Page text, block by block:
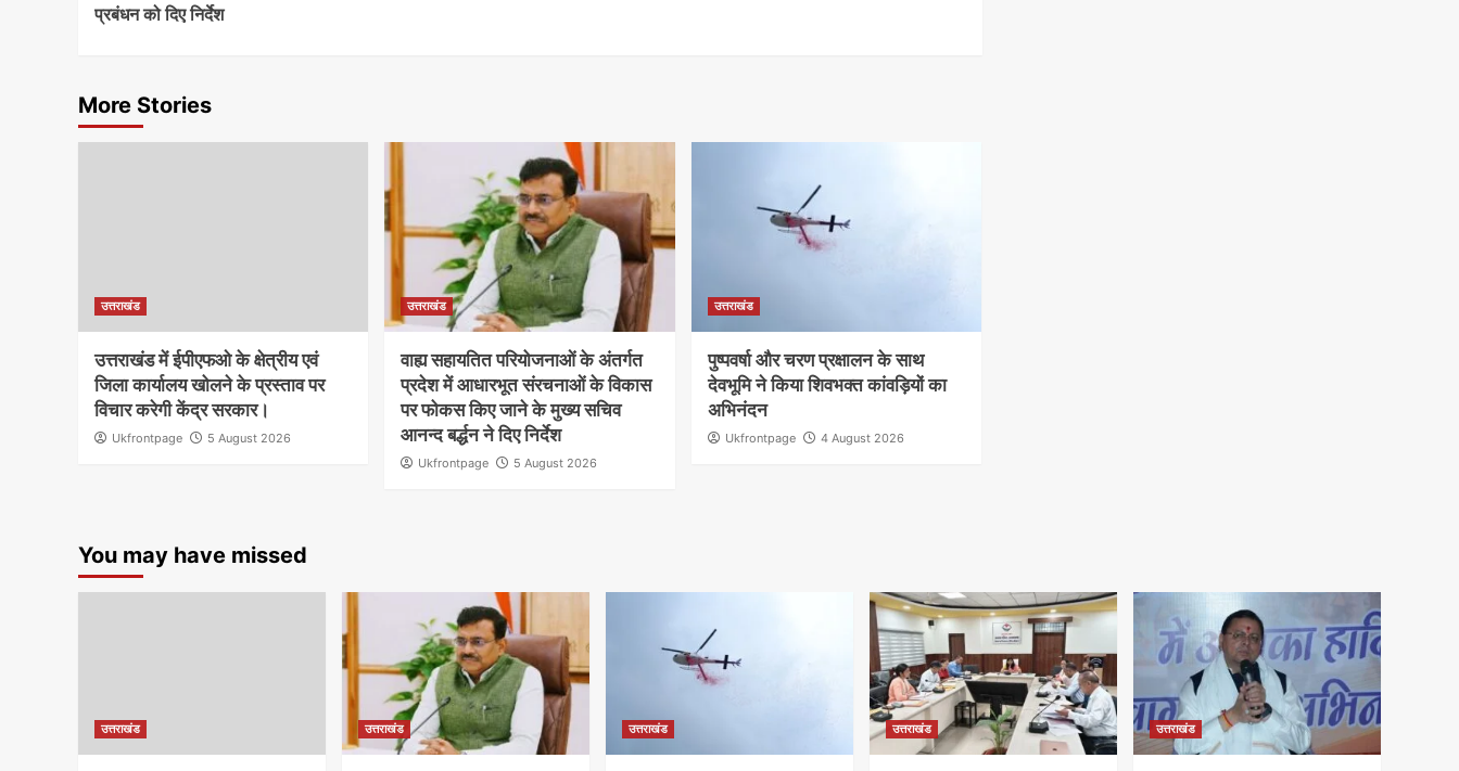
प्रबंधन को दिए निर्देश
More Stories
उत्तराखंड
उत्तराखंड में ईपीएफओ के क्षेत्रीय एवं
जिला कार्यालय खोलने के प्रस्ताव पर
विचार करेगी केंद्र सरकार।
Ukfrontpage 5 August 2026
उत्तराखंड
वाह्य सहायतित परियोजनाओं के अंतर्गत
प्रदेश में आधारभूत संरचनाओं के विकास
पर फोकस किए जाने के मुख्य सचिव
आनन्द बर्द्धन ने दिए निर्देश
Ukfrontpage 5 August 2026
उत्तराखंड
पुष्पवर्षा और चरण प्रक्षालन के साथ
देवभूमि ने किया शिवभक्त कांवड़ियों का
अभिनंदन
Ukfrontpage 4 August 2026
You may have missed
उत्तराखंड उत्तराखंड उत्तराखंड उत्तराखंड उत्तराखंड